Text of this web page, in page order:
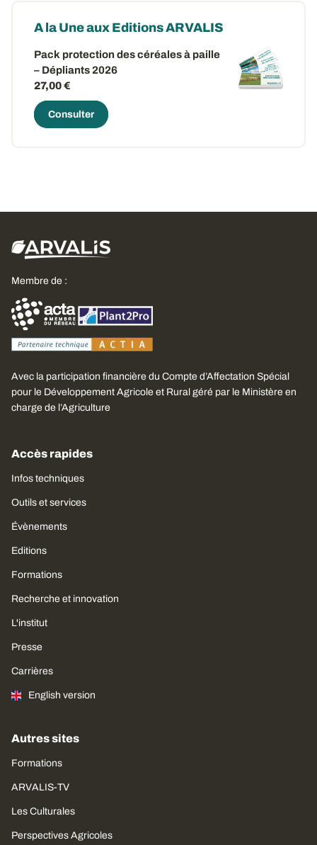
A la Une aux Editions ARVALIS
Pack protection des céréales à paille
– Dépliants 2026
27,00 €
Consulter
Membre de :
Avec la participation financière du Compte d’Affectation Spécial
pour le Développement Agricole et Rural géré par le Ministère en
charge de l’Agriculture
Accès rapides
Infos techniques
Outils et services
Évènements
Editions
Formations
Recherche et innovation
L'institut
Presse
Carrières
English version
Autres sites
Formations
ARVALIS-TV
Les Culturales
Perspectives Agricoles